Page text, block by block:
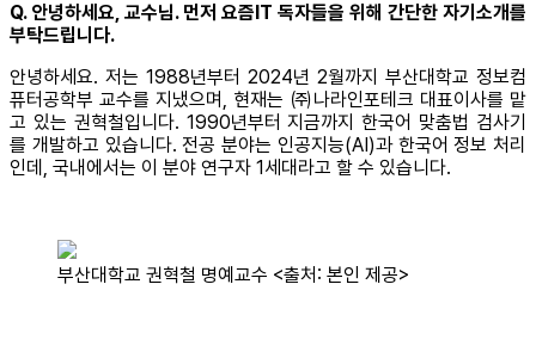
Q. 안녕하세요, 교수님. 먼저 요즘IT 독자들을 위해 간단한 자기소개를
부탁드립니다.
안녕하세요. 저는 1988년부터 2024년 2월까지 부산대학교 정보컴
퓨터공학부 교수를 지냈으며, 현재는 ㈜나라인포테크 대표이사를 맡
고 있는 권혁철입니다. 1990년부터 지금까지 한국어 맞춤법 검사기
를 개발하고 있습니다. 전공 분야는 인공지능(AI)과 한국어 정보 처리
인데, 국내에서는 이 분야 연구자 1세대라고 할 수 있습니다.
부산대학교 권혁철 명예교수 <출처: 본인 제공>